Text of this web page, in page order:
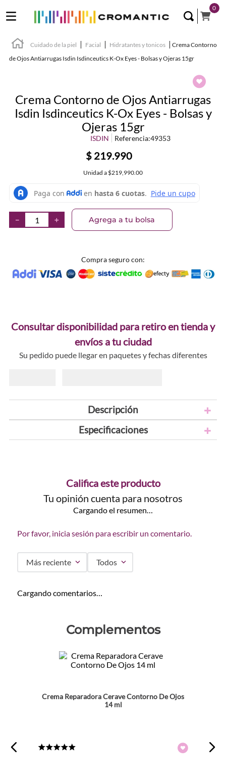
0
Cuidado de la piel Facial Hidratantes y tonicos
Crema Contorno
de Ojos Antiarrugas Isdin Isdinceutics K-Ox Eyes - Bolsas y Ojeras 15gr
Crema Contorno de Ojos Antiarrugas
Isdin Isdinceutics K-Ox Eyes - Bolsas y
Ojeras 15gr
ISDIN Referencia:49353
$ 219.990
Unidad a $219,990.00
＋
－ Agrega a tu bolsa
Compra seguro con:
Consultar disponibilidad para retiro en tienda y
envíos a tu ciudad
Su pedido puede llegar en paquetes y fechas diferentes
Descripción
Especificaciones
Califica este producto
Tu opinión cuenta para nosotros
Cargando el resumen…
Por favor, inicia sesión para escribir un comentario.
Más reciente Todos
Cargando comentarios…
Complementos
Crema Reparadora Cerave Contorno De Ojos
14 ml